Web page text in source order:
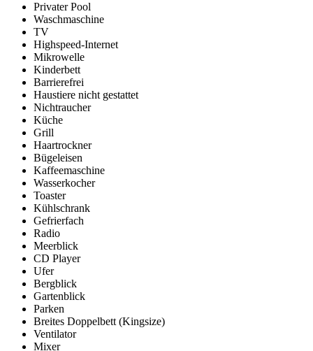
Privater Pool
Waschmaschine
TV
Highspeed-Internet
Mikrowelle
Kinderbett
Barrierefrei
Haustiere nicht gestattet
Nichtraucher
Küche
Grill
Haartrockner
Bügeleisen
Kaffeemaschine
Wasserkocher
Toaster
Kühlschrank
Gefrierfach
Radio
Meerblick
CD Player
Ufer
Bergblick
Gartenblick
Parken
Breites Doppelbett (Kingsize)
Ventilator
Mixer